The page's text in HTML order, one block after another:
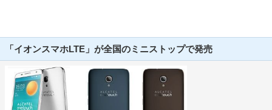
「イオンスマホLTE」が全国のミニストップで発売